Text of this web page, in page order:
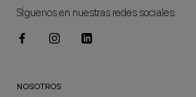
SÍguenos en nuestras redes sociales:
NOSOTROS